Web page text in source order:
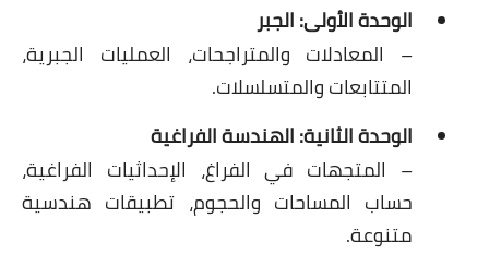
الوحدة الأولى: الجبر
– المعادلات والمتراجحات، العمليات الجبرية،
المتتابعات والمتسلسلات.
الوحدة الثانية: الهندسة الفراغية
– المتجهات في الفراغ، الإحداثيات الفراغية،
حساب المساحات والحجوم، تطبيقات هندسية
متنوعة.